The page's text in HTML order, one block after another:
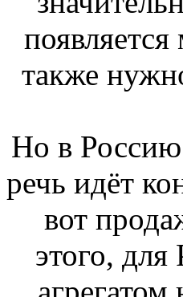
также
Но в Россию
речь идёт
вот
этого,